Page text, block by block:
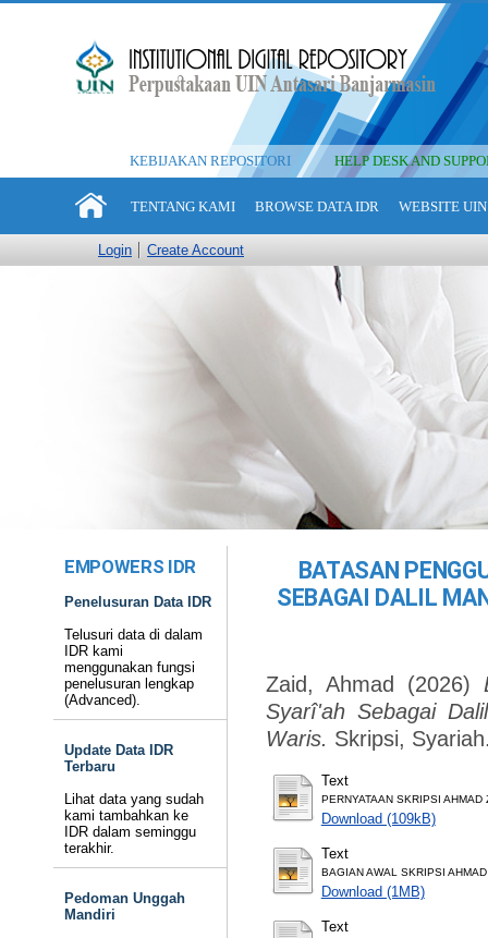
KEBIJAKAN REPOSITORI HELP DESK AND
TENTANG KAMI BROWSE DATA IDR WEBSITE
Login Create Account
EMPOWERS IDR
Penelusuran Data IDR
Telusuri data di dalam
IDR kami
menggunakan fungsi
penelusuran lengkap
(Advanced).
Update Data IDR
Terbaru
Lihat data yang sudah
kami tambahkan ke
IDR dalam seminggu
terakhir.
Pedoman Unggah
Mandiri
BATASAN
SEBAGAI DALIL
Zaid, Ahmad (2026)
Syarî'ah Sebagai
Waris. Skripsi,
Text
PERNYATAAN SKRIPSI
Download (109kB)
Text
BAGIAN AWAL SKRIPSI
Download (1MB)
Text